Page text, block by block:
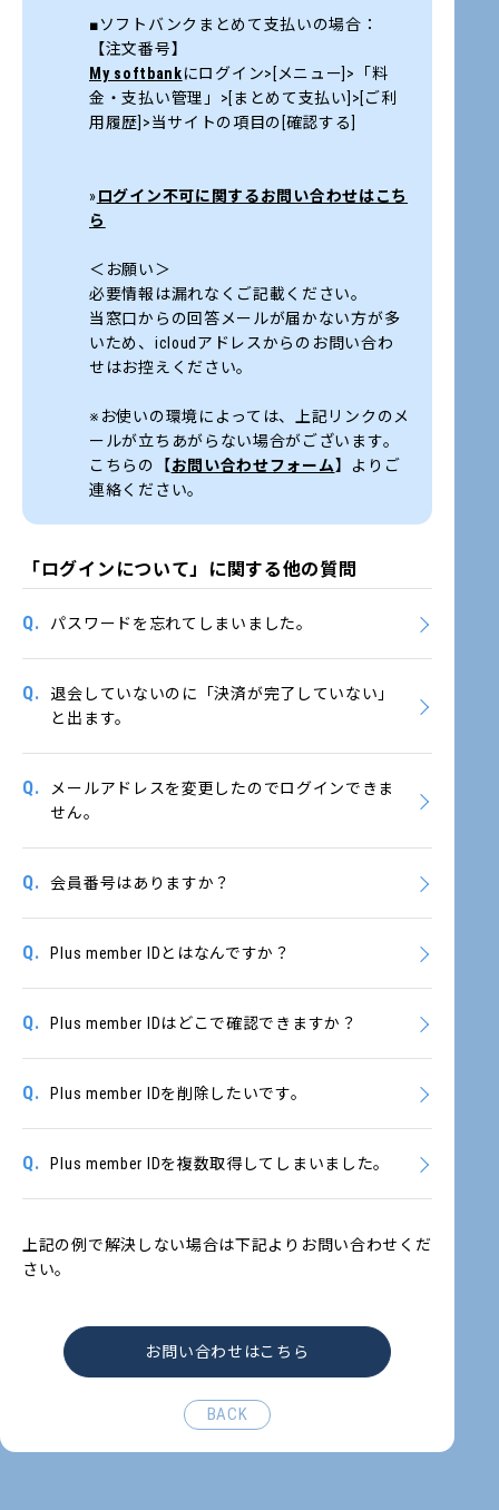
■ソフトバンクまとめて支払いの場合：
【注文番号】
My softbankにログイン>[メニュー]>「料
金・支払い管理」>[まとめて支払い]>[ご利
用履歴]>当サイトの項目の[確認する]
»ログイン不可に関するお問い合わせはこち
ら
＜お願い＞
必要情報は漏れなくご記載ください。
当窓口からの回答メールが届かない方が多
いため、icloudアドレスからのお問い合わ
せはお控えください。
※お使いの環境によっては、上記リンクのメ
ールが立ちあがらない場合がございます。
こちらの【お問い合わせフォーム】よりご
連絡ください。
「ログインについて」に関する他の質問
Q. パスワードを忘れてしまいました。
Q.
退会していないのに「決済が完了していない」
と出ます。
Q.
メールアドレスを変更したのでログインできま
せん。
Q. 会員番号はありますか？
Q. Plus member IDとはなんですか？
Q. Plus member IDはどこで確認できますか？
Q. Plus member IDを削除したいです。
Q. Plus member IDを複数取得してしまいました。
上記の例で解決しない場合は下記よりお問い合わせくだ
さい。
お問い合わせはこちら
BACK